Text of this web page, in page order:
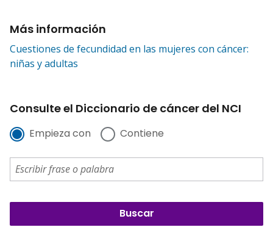
Más información
Cuestiones de fecundidad en las mujeres con cáncer:
niñas y adultas
Consulte el Diccionario de cáncer del NCI
Empieza con Contiene